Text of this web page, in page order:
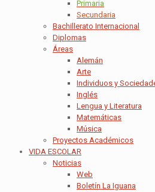
Primaria
Secundaria
Bachillerato Internacional
Diplomas
Áreas
Alemán
Arte
Individuos y
Inglés
Lengua y Literatura
Matemáticas
Música
Proyectos Académicos
VIDA ESCOLAR
Noticias
Web
Boletín La Iguana